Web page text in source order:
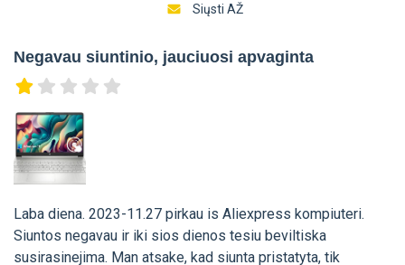
Siųsti AŽ
Negavau siuntinio, jauciuosi apvaginta
Laba diena. 2023-11.27 pirkau is Aliexpress kompiuteri.
Siuntos negavau ir iki sios dienos tesiu beviltiska
susirasinejima. Man atsake, kad siunta pristatyta, tik